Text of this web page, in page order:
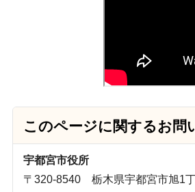
このページに関するお問
宇都宮市役所
〒320-8540 栃木県宇都宮市旭1